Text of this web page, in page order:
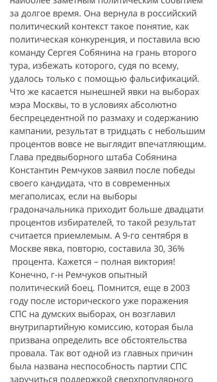
за долгое время. Она вернула в российский
политический контекст такое понятие, как
политическая конкуренция, и поставила всю
команду Сергея Собянина на грань второго
тура, избежать которого, судя по всему,
удалось только с помощью фальсификаций.
Что же касается нынешней явки на выборах
мэра Москвы, то в условиях абсолютно
беспрецедентной по размаху и содержанию
кампании, результат в тридцать с небольшим
процентов вовсе не выглядит впечатляющим.
Глава предвыборного штаба Собянина
Константин Ремчуков заявил после победы
своего кандидата, что в современных
мегаполисах, если на выборы
градоначальника приходит больше двадцати
процентов избирателей, то такой результат
считается приемлемым. А 9-го сентября в
Москве явка, повторю, составила 30, 36%
процента. Кажется – полная виктория!
Конечно, г-н Ремчуков опытный
политический боец. Помнится, еще в 2003
году после исторического уже поражения
СПС на думских выборах, он возглавил
внутрипартийную комиссию, которая была
призвана определить все обстоятельства
провала. Так вот одной из главных причин
была названа неспособность партии СПС
заручиться поддержкой сверхпопулярного